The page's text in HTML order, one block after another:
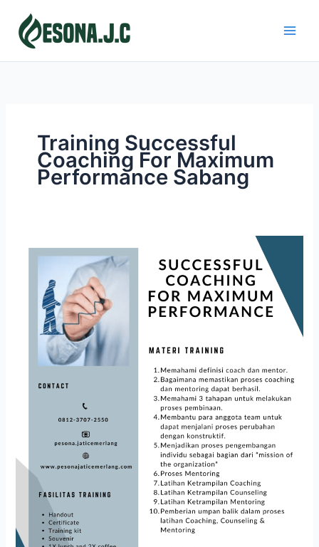
content
Training Successful
Coaching For Maximum
Performance Sabang
COACHING
MAXIMUM
PERFORMANCE